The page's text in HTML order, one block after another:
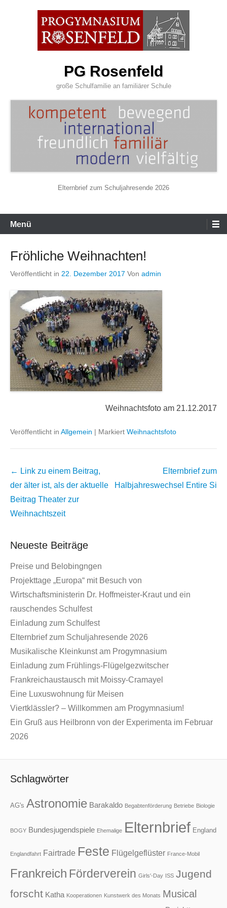
PG Rosenfeld
große Schulfamilie an familiärer Schule
Elternbrief zum Schuljahresende 2026
Primäres
Menü
Menü
Fröhliche Weihnachten!
Veröffentlicht in 22. Dezember 2017 Von admin
Weihnachtsfoto am 21.12.2017
Veröffentlicht in Allgemein | Markiert Weihnachtsfoto
Beitrags
Übersicht
← Link zu einem Beitrag,
der älter ist, als der aktuelle
Beitrag Theater zur
Weihnachtszeit
Elternbrief zum
Halbjahreswechsel Entire Si
Neueste Beiträge
Preise und Belobingngen
Projekttage „Europa“ mit Besuch von
Wirtschaftsministerin Dr. Hoffmeister-Kraut und ein
rauschendes Schulfest
Einladung zum Schulfest
Elternbrief zum Schuljahresende 2026
Musikalische Kleinkunst am Progymnasium
Einladung zum Frühlings-Flügelgezwitscher
Frankreichaustausch mit Moissy-Cramayel
Eine Luxuswohnung für Meisen
Viertklässler? – Willkommen am Progymnasium!
Ein Gruß aus Heilbronn von der Experimenta im Februar
2026
Schlagwörter
AG's Astronomie Barakaldo Begabtenförderung Betriebe Biologie
BOGY Bundesjugendspiele Ehemalige Elternbrief England
Englandfahrt Fairtrade Feste Flügelgeflüster France-Mobil
Frankreich Förderverein Girls'-Day ISS Jugend
forscht Katha Kooperationen Kunstwerk des Monats Musical